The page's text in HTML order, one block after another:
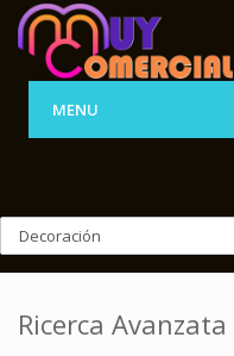
MENU
Ricerca Avanzata